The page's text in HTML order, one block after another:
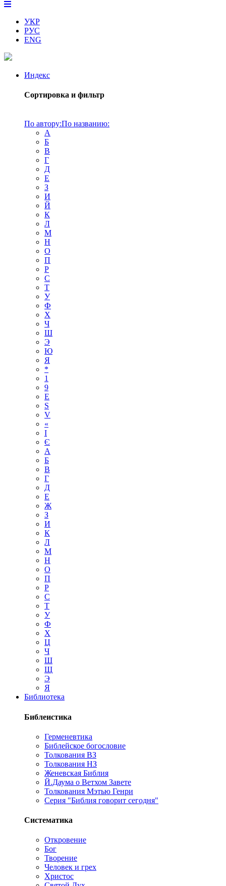
УКР
РУС
ENG
Индекс
Сортировка и фильтр
По автору:По названию:
А
Б
В
Г
Д
Е
З
И
Й
К
Л
М
Н
О
П
Р
С
Т
У
Ф
Х
Ч
Ш
Э
Ю
Я
*
1
9
E
S
V
«
І
Є
А
Б
В
Г
Д
Е
Ж
З
И
К
Л
М
Н
О
П
Р
С
Т
У
Ф
Х
Ц
Ч
Ш
Щ
Э
Я
Библиотека
Библеистика
Герменевтика
Библейское богословие
Толкования ВЗ
Толкования НЗ
Женевская Библия
Й.Даума о Ветхом Завете
Толкования Мэтью Генри
Серия "Библия говорит сегодня"
Систематика
Откровение
Бог
Творение
Человек и грех
Христос